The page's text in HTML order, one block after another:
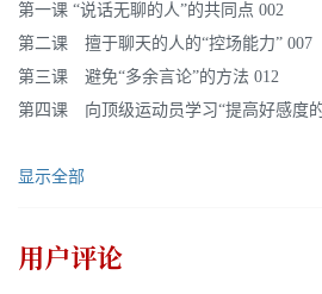
第一课 “说话无聊的人”的共同点 002
第二课 擅于聊天的人的“控场能力” 007
第三课 避免“多余言论”的方法 012
第四课 向顶级运动员学习“提高好感度
显示全部
用户评论